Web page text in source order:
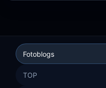
Fotoblogs
TOP